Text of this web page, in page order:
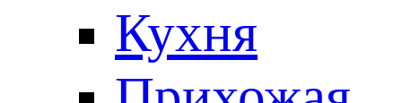
Кухня